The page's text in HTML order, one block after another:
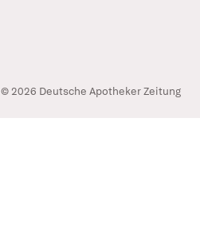
© 2026 Deutsche Apotheker Zeitung